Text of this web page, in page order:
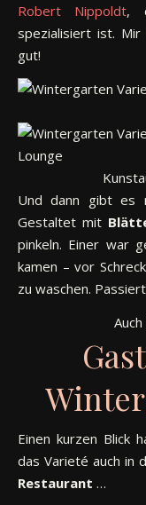
Robert Nippoldt,
spezialisiert ist. Mir
gut!
Und dann gibt es
Gestaltet mit
pinkeln. Einer war
kamen – vor
zu waschen.
Einen kurzen Blick
das Varieté auch in
Restaurant …